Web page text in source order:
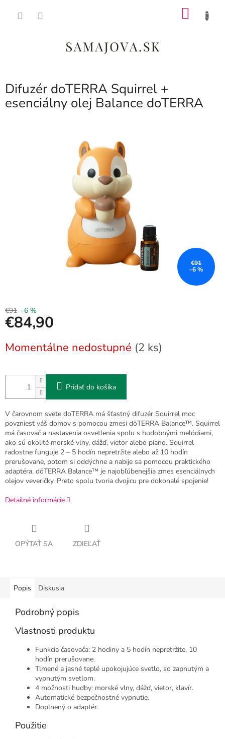
Difuzér doTERRA Squirrel +
esenciálny olej Balance doTERRA
€91
–6 %
€91 –6 %
€84,90
cena:
Momentálne nedostupné (2 ks)
Pridať do košíka
V čarovnom svete doTERRA má šťastný difuzér Squirrel moc
povzniesť váš domov s pomocou zmesi dōTERRA Balance™. Squirrel
má časovač a nastavenia osvetlenia spolu s hudobnými melódiami,
ako sú okolité morské vlny, dážď, vietor alebo piano. Squirrel
radostne funguje 2 – 5 hodín nepretržite alebo až 10 hodín
prerušovane, potom si oddýchne a nabije sa pomocou praktického
adaptéra. dōTERRA Balance™ je najobľúbenejšia zmes esenciálnych
olejov veveričky. Preto spolu tvoria dvojicu pre dokonalé spojenie!
Detailné informácie
OPÝTAŤ SA ZDIEĽAŤ
Popis Diskusia
Podrobný popis
Vlastnosti produktu
Funkcia časovača: 2 hodiny a 5 hodín nepretržite, 10
hodín prerušovane.
Tlmené a jasné teplé upokojujúce svetlo, so zapnutým a
vypnutým svetlom.
4 možnosti hudby: morské vlny, dážď, vietor, klavír.
Automatické bezpečnostné vypnutie.
Doplnený o adaptér.
Použitie